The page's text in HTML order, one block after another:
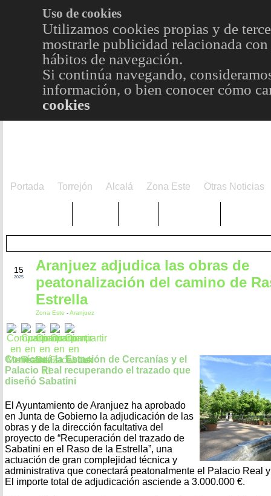
Uso de cookies
Utilizamos cookies propias y de
mostrarle publicidad relacionada
hábitos de navegación.
Si continúa navegando,
información, o bien conocer cómo
cookies
Portada Torrejón Alcalá Zona Este Otras Noticias
15
2025
Aranjuez adjudica las obras de
peatonalización del camino de
Estrella
Zona Este -Aranjuez
Conectará la Estación de Cercanías y el
Palacio Real recuperando el trazado que
diseñó Sabatini
El Ayuntamiento de Aranjuez ha aprobado
en Junta de Gobierno la adjudicación de las
obras y de la dirección facultativa del
proyecto de “Recuperación del trazado de
Sabatini en el Raso de la Estrella”, una
actuación de gran complejidad técnica y
administrativa que conectará peatonalmente el Palacio Real
El importe total de adjudicación asciende a 3.000.000 €.